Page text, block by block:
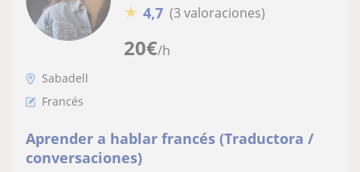
20€/h
★ 4,7 (3 valoraciones)
Sabadell
Francés
Aprender a hablar francés (Traductora /
conversaciones)